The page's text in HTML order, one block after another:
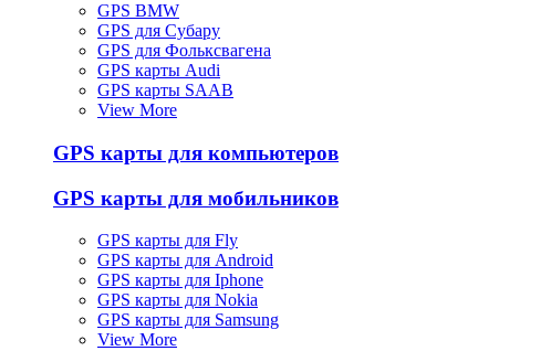
GPS BMW
GPS для Субару
GPS для Фольксвагена
GPS карты Audi
GPS карты SAAB
View More
GPS карты для компьютеров
GPS карты для мобильников
GPS карты для Fly
GPS карты для Android
GPS карты для Iphone
GPS карты для Nokia
GPS карты для Samsung
View More